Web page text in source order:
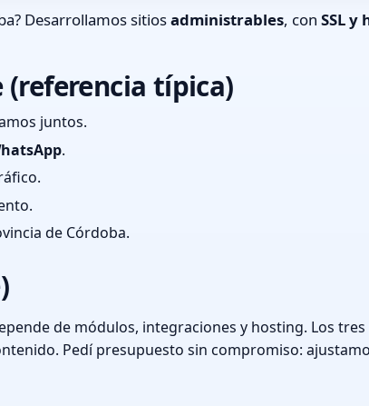
Desarrollamos sitiosadministrables, con SSL y
típica)
juntos.
.
de Córdoba.
de módulos, integraciones y hosting. Los tres
Pedí presupuesto sin compromiso: